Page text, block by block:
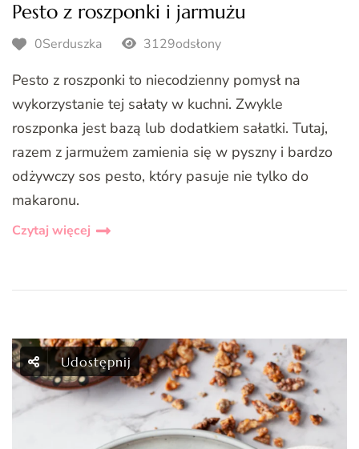
Pesto z roszponki i jarmużu
0Serduszka 3129odsłony
Pesto z roszponki to niecodzienny pomysł na
wykorzystanie tej sałaty w kuchni. Zwykle
roszponka jest bazą lub dodatkiem sałatki. Tutaj,
razem z jarmużem zamienia się w pyszny i bardzo
odżywczy sos pesto, który pasuje nie tylko do
makaronu.
Czytaj więcej
Udostępnij